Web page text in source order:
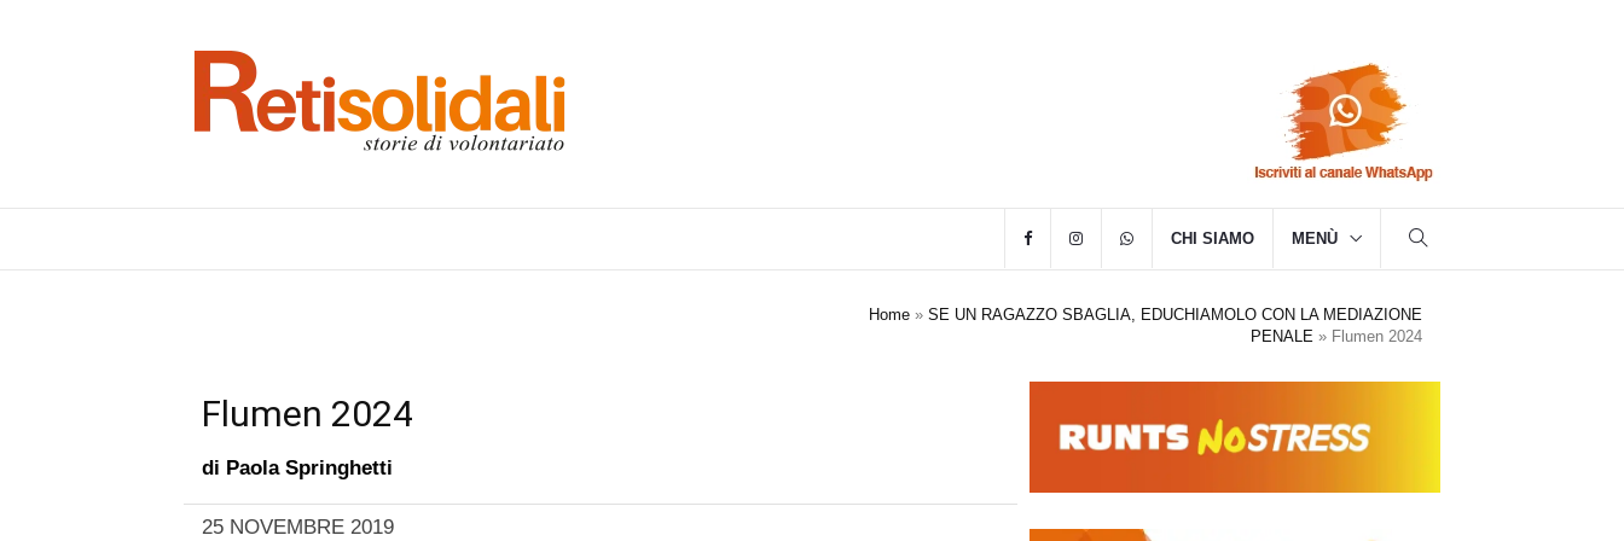
CHI SIAMO MENÙ
Home » SE UN RAGAZZO SBAGLIA, EDUCHIAMOLO CON LA MEDIAZIONE
PENALE » Flumen 2024
Flumen 2024
di Paola Springhetti
25 NOVEMBRE 2019